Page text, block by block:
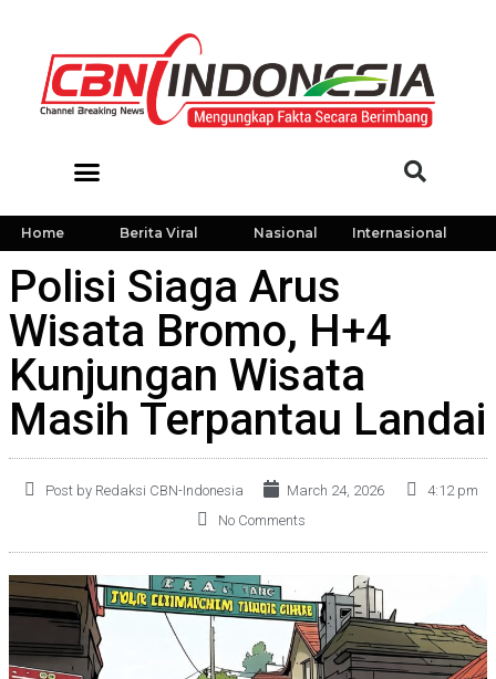
Home Berita Viral Nasional Internasional
Polisi Siaga Arus
Wisata Bromo, H+4
Kunjungan Wisata
Masih Terpantau Landai
Post by Redaksi CBN-Indonesia March 24, 2026
4:12 pm
No Comments